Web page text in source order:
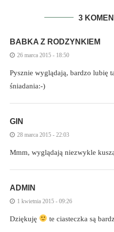
3
BABKA Z RODZYNKIEM
26 marca 2015 - 18:50
Pysznie wyglądają, bardzo lubię
śniadania:-)
GIN
28 marca 2015 - 22:03
Mmm, wyglądają niezwykle
ADMIN
1 kwietnia 2015 - 09:26
Dziękuję te ciasteczka są